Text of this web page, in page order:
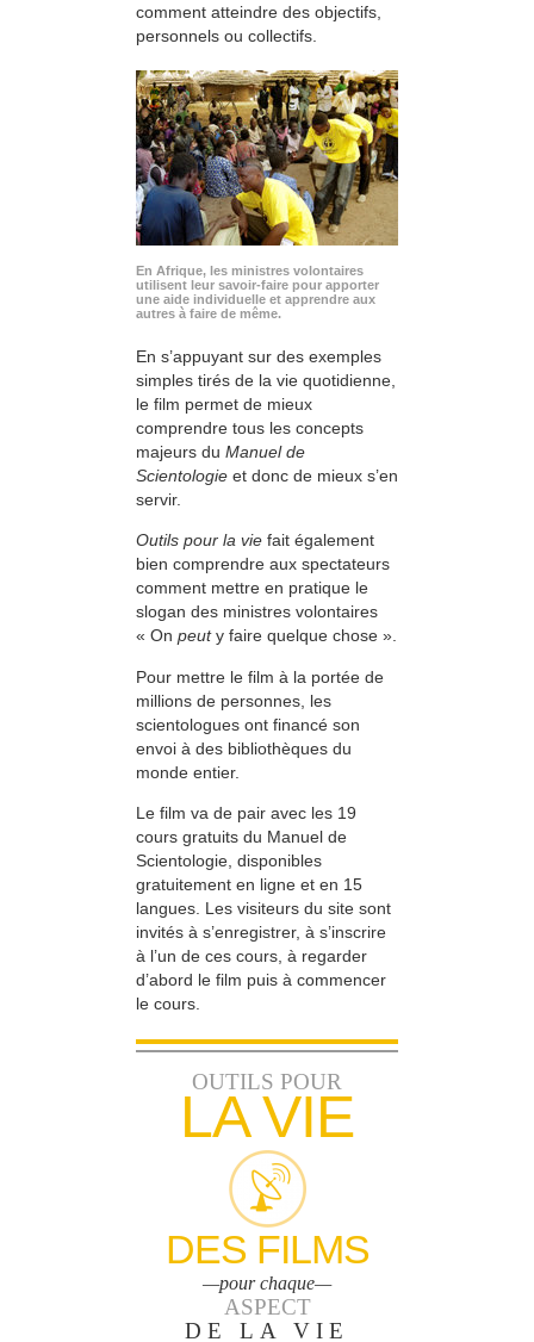
comment atteindre des objectifs,
personnels ou collectifs.
En Afrique, les ministres volontaires
utilisent leur savoir-faire pour apporter
une aide individuelle et apprendre aux
autres à faire de même.
En s’appuyant sur des exemples
simples tirés de la vie quotidienne,
le film permet de mieux
comprendre tous les concepts
majeurs du Manuel de
Scientologie et donc de mieux s’en
servir.
Outils pour la vie fait également
bien comprendre aux spectateurs
comment mettre en pratique le
slogan des ministres volontaires
« On peuty faire quelque chose ».
Pour mettre le film à la portée de
millions de personnes, les
scientologues ont financé son
envoi à des bibliothèques du
monde entier.
Le film va de pair avec les 19
cours gratuits du Manuel de
Scientologie, disponibles
gratuitement en ligne et en 15
langues. Les visiteurs du site sont
invités à s’enregistrer, à s’inscrire
à l’un de ces cours, à regarder
d’abord le film puis à commencer
le cours.
OUTILS POUR
LA VIE
DES FILMS
—pour chaque—
ASPECT
DE LA VIE